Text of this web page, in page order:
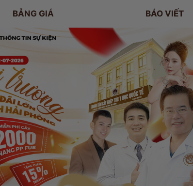
BẢNG GIÁ BÁO VIẾT